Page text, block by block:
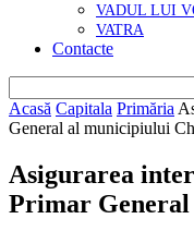
VADUL LUI
VATRA
Contacte
Acasă Capitala Primăria
General al municipiului
Asigurarea
Primar